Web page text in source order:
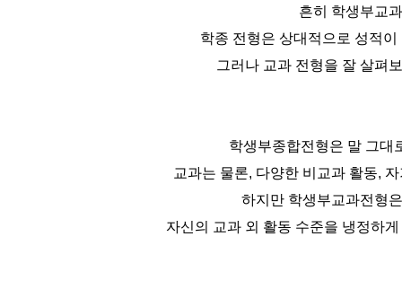
흔히 학생부교과
학종 전형은 상대적으로 성적
그러나 교과 전형을 잘 살펴
학생부종합전형은 말 그대
교과는 물론, 다양한 비교과 활동,
하지만 학생부교과전형
자신의 교과 외 활동 수준을 냉정하